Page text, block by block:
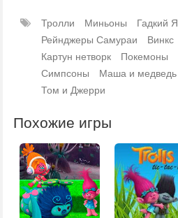
Тролли Миньоны Гадкий Я
Рейнджеры Самураи
Винкс
Картун нетворк
Покемоны
Симпсоны
Маша и медведь
Том и Джерри
Похожие игры